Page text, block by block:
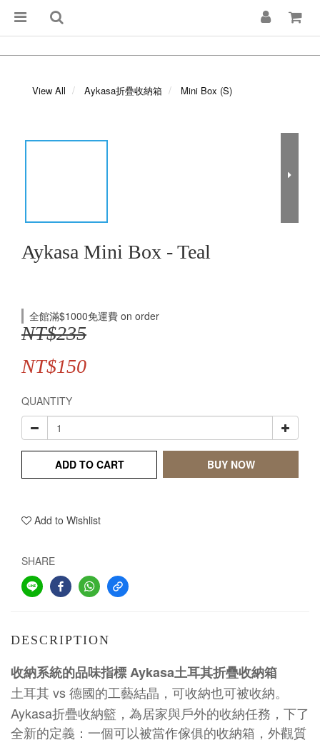
View All Aykasa折疊收納箱 Mini Box (S)
Aykasa Mini Box - Teal
全館滿$1000免運費 on order
NT$235
NT$150
QUANTITY
ADD TO CART BUY NOW
Add to Wishlist
SHARE
DESCRIPTION
收納系統的品味指標 Aykasa土耳其折疊收納箱
土耳其 vs 德國的工藝結晶，可收納也可被收納。
Aykasa折疊收納籃，為居家與戶外的收納任務，下了
全新的定義：一個可以被當作傢俱的收納箱，外觀質